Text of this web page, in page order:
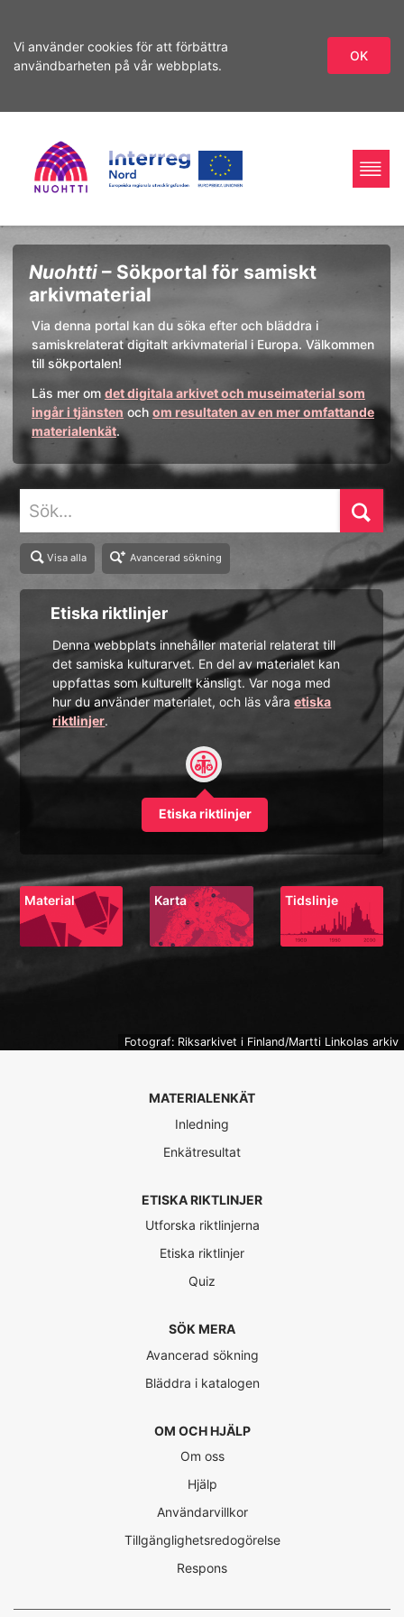
Vi använder cookies för att förbättra
användbarheten på vår webbplats.
OK
sökning
innehåll
Home
Page
Interreg
Nord
Sökning
Nuohtti – Sökportal för samiskt
arkivmaterial
Via denna portal kan du söka efter och bläddra i
samiskrelaterat digitalt arkivmaterial i Europa. Välkommen
till sökportalen!
Läs mer om det digitala arkivet och museimaterial som
ingår i tjänsten och om resultaten av en mer omfattande
materialenkät.
Visa alla Avancerad sökning
Etiska riktlinjer
Denna webbplats innehåller material relaterat till
det samiska kulturarvet. En del av materialet kan
uppfattas som kulturellt känsligt. Var noga med
hur du använder materialet, och läs våraetiska
riktlinjer.
Etiska riktlinjer
Material Karta Tidslinje
Fotograf: Riksarkivet i Finland/Martti Linkolas arkiv
MATERIALENKÄT
Inledning
Enkätresultat
ETISKA RIKTLINJER
Utforska riktlinjerna
Etiska riktlinjer
Quiz
SÖK MERA
Avancerad sökning
Bläddra i katalogen
OM OCH HJÄLP
Om oss
Hjälp
Användarvillkor
Tillgänglighetsredogörelse
Respons